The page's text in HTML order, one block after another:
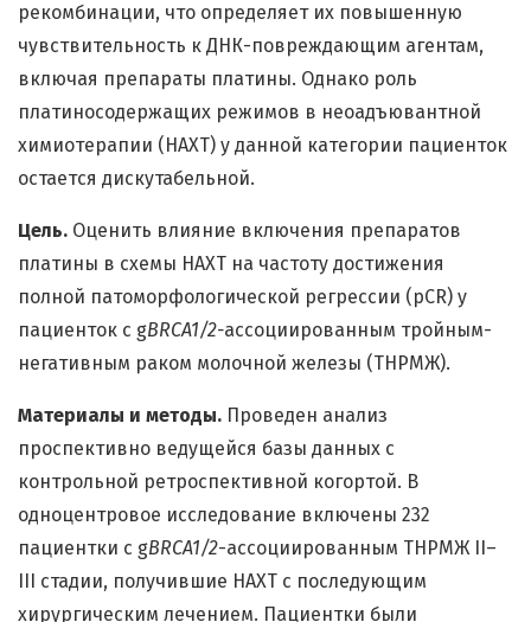
рекомбинации, что определяет их повышенную
чувствительность к ДНК-повреждающим агентам,
включая препараты платины. Однако роль
платиносодержащих режимов в неоадъювантной
химиотерапии (НАХТ) у данной категории пациенток
остается дискутабельной.
Цель. Оценить влияние включения препаратов
платины в схемы НАХТ на частоту достижения
полной патоморфологической регрессии (pCR) у
пациенток с gBRCA1/2-ассоциированным тройным-
негативным раком молочной железы (ТНРМЖ).
Материалы и методы. Проведен анализ
проспективно ведущейся базы данных с
контрольной ретроспективной когортой. В
одноцентровое исследование включены 232
пациентки с gBRCA1/2-ассоциированным ТНРМЖ II–
III стадии, получившие НАХТ с последующим
хирургическим лечением. Пациентки были